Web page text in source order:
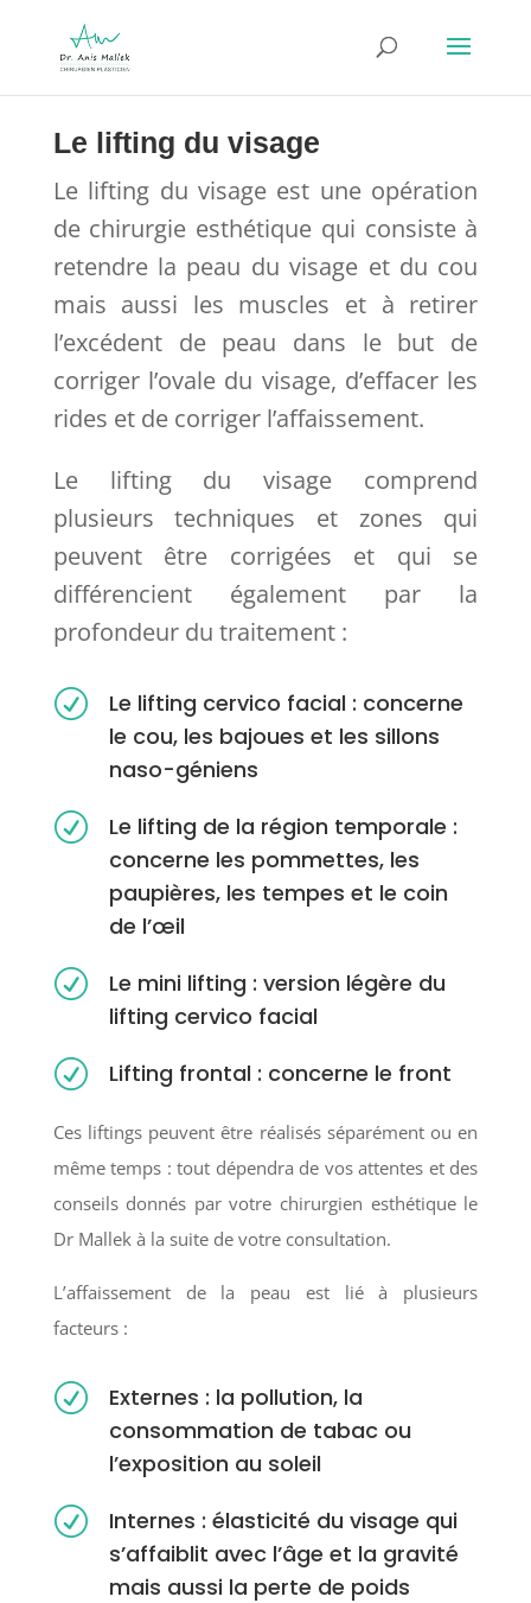
Le lifting du visage
Le lifting du visage est une opération
de chirurgie esthétique qui consiste à
retendre la peau du visage et du cou
mais aussi les muscles et à retirer
l’excédent de peau dans le but de
corriger l’ovale du visage, d’effacer les
rides et de corriger l’affaissement.
Le lifting du visage comprend
plusieurs techniques et zones qui
peuvent être corrigées et qui se
différencient également par la
profondeur du traitement :
R
Le lifting cervico facial : concerne
le cou, les bajoues et les sillons
naso-géniens
R
Le lifting de la région temporale :
concerne les pommettes, les
paupières, les tempes et le coin
de l’œil
R
Le mini lifting : version légère du
lifting cervico facial
R Lifting frontal : concerne le front
Ces liftings peuvent être réalisés séparément ou en
même temps : tout dépendra de vos attentes et des
conseils donnés par votre chirurgien esthétique le
Dr Mallek à la suite de votre consultation.
L’affaissement de la peau est lié à plusieurs
facteurs :
R
Externes : la pollution, la
consommation de tabac ou
l’exposition au soleil
R
Internes : élasticité du visage qui
s’affaiblit avec l’âge et la gravité
mais aussi la perte de poids